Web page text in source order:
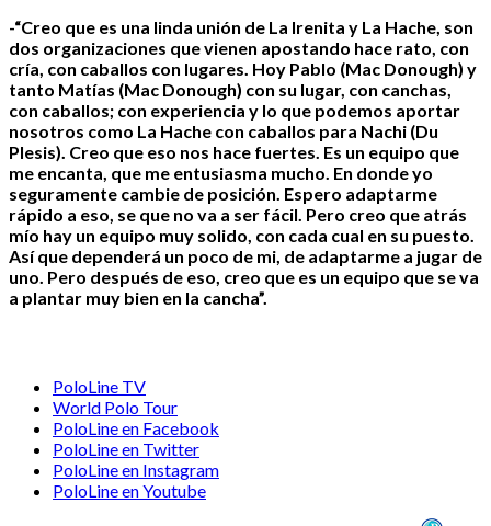
-“Creo que es una linda unión de La Irenita y La Hache, son
dos organizaciones que vienen apostando hace rato, con
cría, con caballos con lugares. Hoy Pablo (Mac Donough) y
tanto Matías (Mac Donough) con su lugar, con canchas,
con caballos; con experiencia y lo que podemos aportar
nosotros como La Hache con caballos para Nachi (Du
Plesis). Creo que eso nos hace fuertes. Es un equipo que
me encanta, que me entusiasma mucho. En donde yo
seguramente cambie de posición. Espero adaptarme
rápido a eso, se que no va a ser fácil. Pero creo que atrás
mío hay un equipo muy solido, con cada cual en su puesto.
Así que dependerá un poco de mi, de adaptarme a jugar de
uno. Pero después de eso, creo que es un equipo que se va
a plantar muy bien en la cancha”.
PoloLine TV
World Polo Tour
PoloLine en Facebook
PoloLine en Twitter
PoloLine en Instagram
PoloLine en Youtube